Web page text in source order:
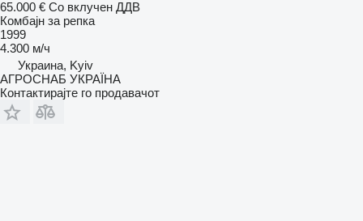
65.000 € Со вклучен ДДВ
Комбајн за репка
1999
4.300 м/ч
Украина, Kyiv
АГРОСНАБ УКРАЇНА
Контактирајте го продавачот